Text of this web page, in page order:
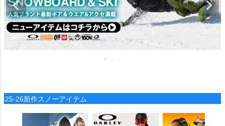
25-26新作スノーアイテム